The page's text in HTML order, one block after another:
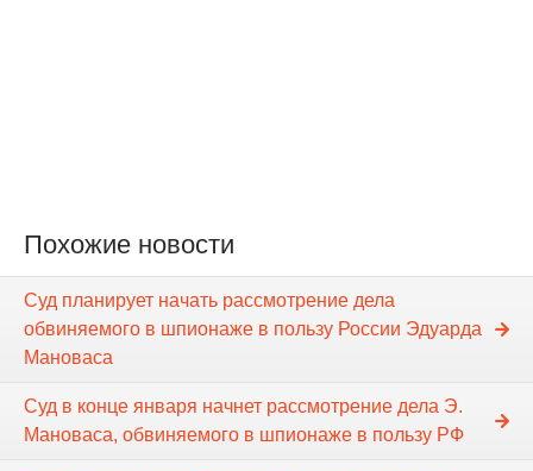
Похожие новости
Суд планирует начать рассмотрение дела
обвиняемого в шпионаже в пользу России Эдуарда
Мановаса
Суд в конце января начнет рассмотрение дела Э.
Мановаса, обвиняемого в шпионаже в пользу РФ